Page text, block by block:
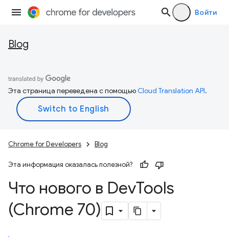
Войти
Blog
Эта страница переведена с помощьюCloud Translation API.
Chrome for Developers Blog
Эта информация оказалась полезной?
Что нового в DevTools
(Chrome 70)